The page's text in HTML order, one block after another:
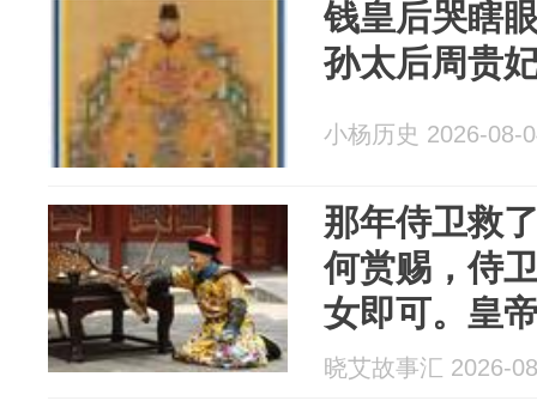
钱皇后哭瞎
孙太后周贵
小杨历史 2026-08-
那年侍卫救
何赏赐，侍
女即可。皇
了个让人意
晓艾故事汇 2026-